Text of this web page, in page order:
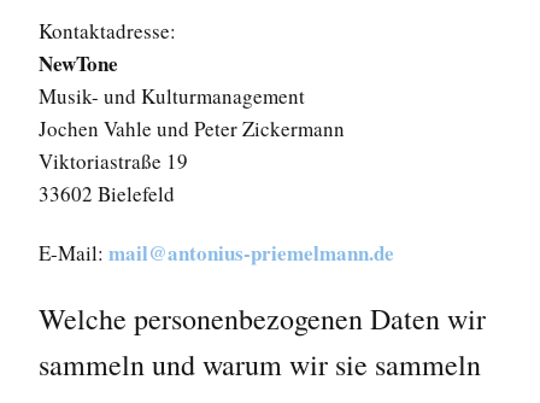
Kontaktadresse:
NewTone
Musik- und Kulturmanagement
Jochen Vahle und Peter Zickermann
Viktoriastraße 19
33602 Bielefeld
E-Mail: mail@antonius-priemelmann.de
Welche personenbezogenen Daten wir
sammeln und warum wir sie sammeln